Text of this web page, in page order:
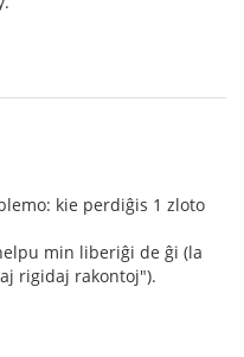
kie perdiĝis 1 zloto
min liberiĝi de ĝi (la
rigidaj rakontoj").